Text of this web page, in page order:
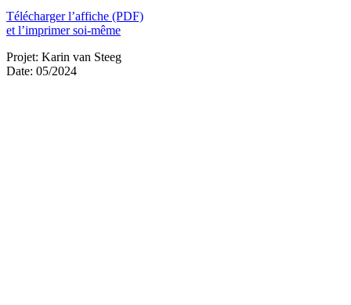
Télécharger l’affiche (PDF)
et l’imprimer soi-même
Projet: Karin van Steeg
Date: 05/2024